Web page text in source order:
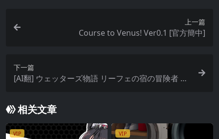
上一篇
Course to Venus! Ver0.1 [官方簡中]
下一篇
[AI翻] ウェッターズ物語 リーフェの宿の冒険者 Ve
相关文章
VIP VIP